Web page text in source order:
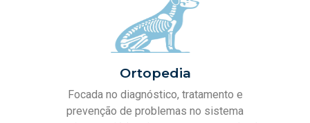
Ortopedia
Focada no diagnóstico, tratamento e
prevenção de problemas no sistema